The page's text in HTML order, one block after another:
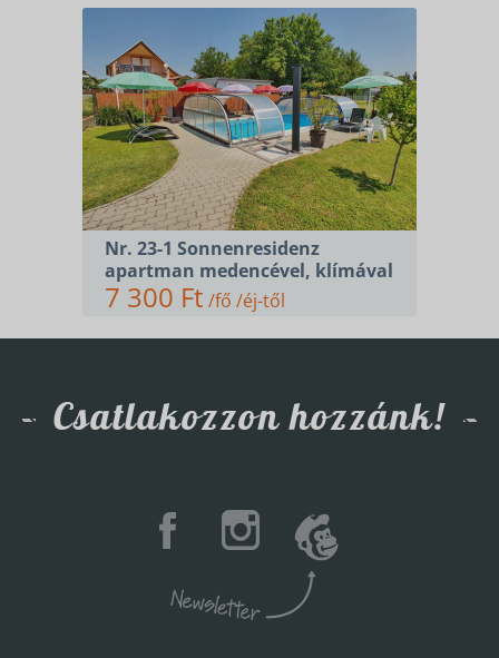
Nr. 23-1 Sonnenresidenz
apartman medencével, klímával
7 300 Ft /fő /éj-től
Csatlakozzon hozzánk!